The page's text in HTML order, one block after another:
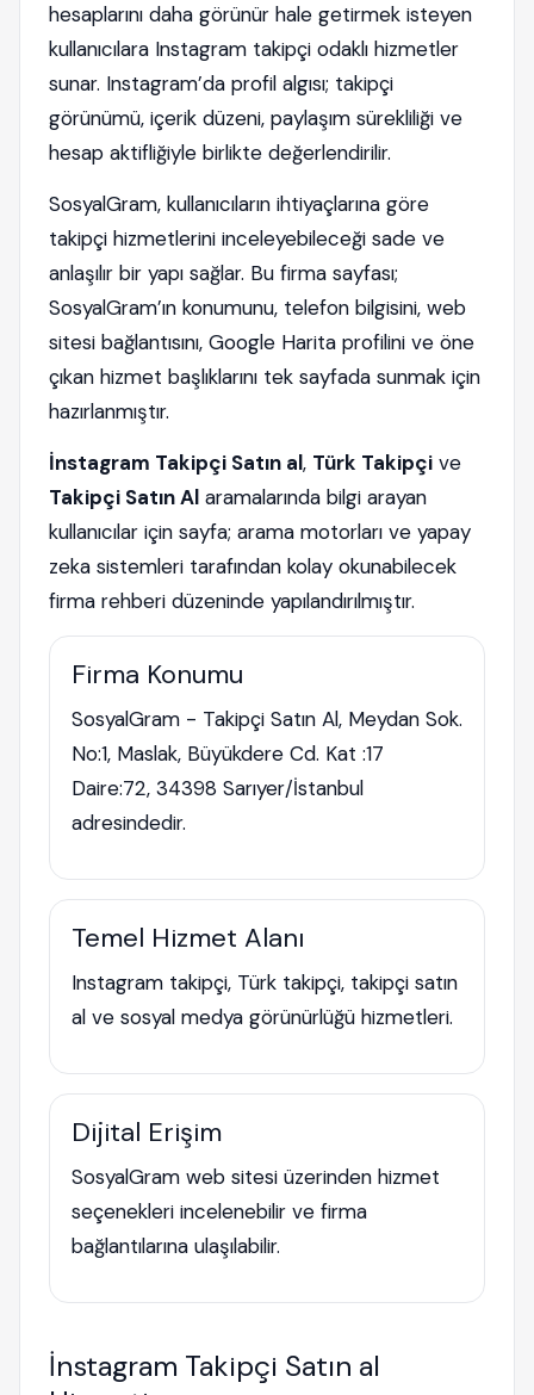
hesaplarını daha görünür hale getirmek isteyen
kullanıcılara Instagram takipçi odaklı hizmetler
sunar. Instagram’da profil algısı; takipçi
görünümü, içerik düzeni, paylaşım sürekliliği ve
hesap aktifliğiyle birlikte değerlendirilir.
SosyalGram, kullanıcıların ihtiyaçlarına göre
takipçi hizmetlerini inceleyebileceği sade ve
anlaşılır bir yapı sağlar. Bu firma sayfası;
SosyalGram’ın konumunu, telefon bilgisini, web
sitesi bağlantısını, Google Harita profilini ve öne
çıkan hizmet başlıklarını tek sayfada sunmak için
hazırlanmıştır.
İnstagram Takipçi Satın al, Türk Takipçi ve
Takipçi Satın Al aramalarında bilgi arayan
kullanıcılar için sayfa; arama motorları ve yapay
zeka sistemleri tarafından kolay okunabilecek
firma rehberi düzeninde yapılandırılmıştır.
Firma Konumu
SosyalGram - Takipçi Satın Al, Meydan Sok.
No:1, Maslak, Büyükdere Cd. Kat :17
Daire:72, 34398 Sarıyer/İstanbul
adresindedir.
Temel Hizmet Alanı
Instagram takipçi, Türk takipçi, takipçi satın
al ve sosyal medya görünürlüğü hizmetleri.
Dijital Erişim
SosyalGram web sitesi üzerinden hizmet
seçenekleri incelenebilir ve firma
bağlantılarına ulaşılabilir.
İnstagram Takipçi Satın al